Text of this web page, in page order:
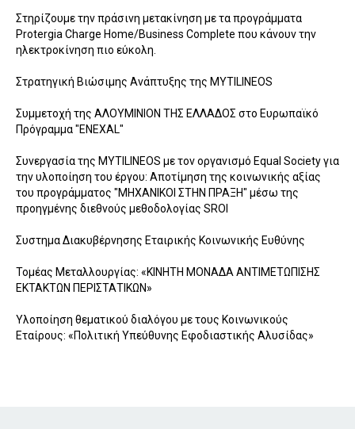
Στηρίζουμε την πράσινη μετακίνηση με τα προγράμματα
Protergia Charge Home/Business Complete που κάνουν την
ηλεκτροκίνηση πιο εύκολη.
Στρατηγική Βιώσιμης Ανάπτυξης της MYTILINEOS
Συμμετοχή της ΑΛΟΥΜΙΝΙΟΝ ΤΗΣ ΕΛΛΑΔΟΣ στο Ευρωπαϊκό
Πρόγραμμα "ENEXAL"
Συνεργασία της MYTILINEOS με τoν οργανισμό Equal Society για
την υλοποίηση του έργου: Αποτίμηση της κοινωνικής αξίας
του προγράμματος "ΜΗΧΑΝΙΚΟΙ ΣΤΗΝ ΠΡΑΞΗ" μέσω της
προηγμένης διεθνούς μεθοδολογίας SROI
Συστημα Διακυβέρνησης Εταιρικής Κοινωνικής Ευθύνης
Τομέας Μεταλλουργίας: «ΚΙΝΗΤΗ ΜΟΝΑΔΑ ΑΝΤΙΜΕΤΩΠΙΣΗΣ
ΕΚΤΑΚΤΩΝ ΠΕΡΙΣΤΑΤΙΚΩΝ»
Υλοποίηση θεματικού διαλόγου με τους Κοινωνικούς
Εταίρους: «Πολιτική Υπεύθυνης Εφοδιαστικής Αλυσίδας»